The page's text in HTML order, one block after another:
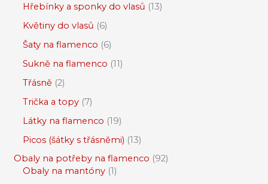
Hřebínky a sponky do vlasů 13
Květiny do vlasů 6
Šaty na flamenco 6
Sukně na flamenco 11
Třásně 2
Trička a topy 7
Látky na flamenco 19
Picos (šátky s třásněmi) 13
Obaly na potřeby na flamenco 92
Obaly na mantóny 1